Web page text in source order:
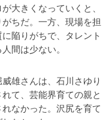
大きくなっていくと、
ちだ。一方、現場を担
陥りがちで、タレント
間は少ない。
雄さんは、石川さゆり
て、芸能界育ての親と
なかった。沢尻を育て